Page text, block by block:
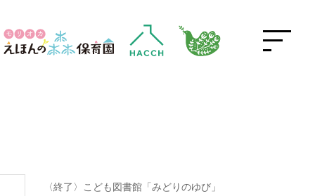
〈終了〉こども図書館「みどりのゆび」